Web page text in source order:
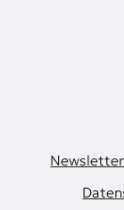
Newsletter